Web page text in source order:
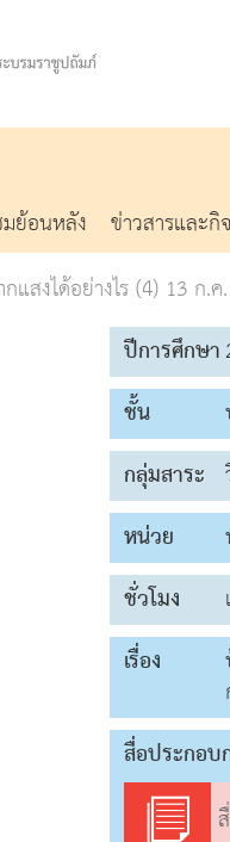
ย้อนหลัง ข่าวสารและกิ
แสงได้อย่างไร (4) 13 ก.
ปีการศึกษา
ชั้น
กลุ่มสาระ
หน่วย
ชั่วโมง
เรื่อง
สื่อประกอบ